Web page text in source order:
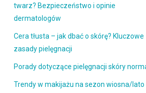
twarz? Bezpieczeństwo i opinie
dermatologów
Cera tłusta – jak dbać o skórę? Kluczowe
zasady pielęgnacji
Porady dotyczące pielęgnacji skóry
Trendy w makijażu na sezon wiosna/lato